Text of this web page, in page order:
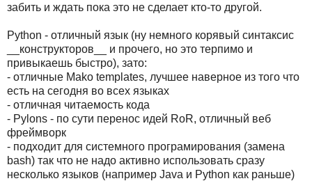
забить и ждать пока это не сделает кто-то другой.
Python - отличный язык (ну немного корявый синтаксис
__конструкторов__ и прочего, но это терпимо и
привыкаешь быстро), зато:
- отличные Mako templates, лучшее наверное из того что
есть на сегодня во всех языках
- отличная читаемость кода
- Pylons - по сути перенос идей RoR, отличный веб
фреймворк
- подходит для системного програмирования (замена
bash) так что не надо активно использовать сразу
несколько языков (например Java и Python как раньше)